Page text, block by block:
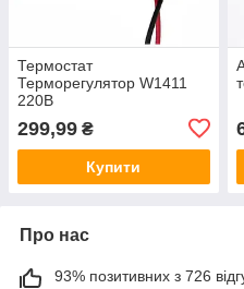
Термостат
Терморегулятор W1411
220В
299,99 ₴
Купити
Про нас
93% позитивних з 726